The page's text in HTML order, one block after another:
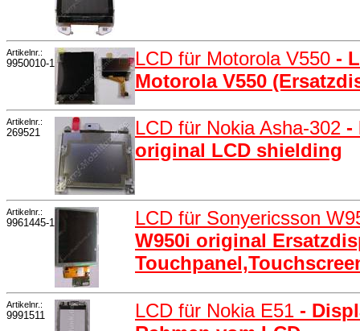
Artikelnr.:
9950010-1 LCD für Motorola V550 -
Motorola V550
Artikelnr.:
269521 LCD für Nokia Asha-302 -
original LCD shielding
Artikelnr.:
9961445-1
LCD für Sonyericsson
W950i original
Artikelnr.:
9991511 LCD für Nokia E51 -